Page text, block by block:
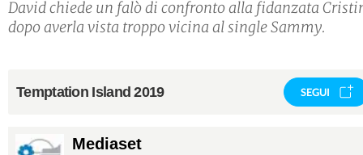
David chiede un falò di confronto alla fidanzata
dopo averla vista troppo vicina al single Sammy.
Temptation Island 2019 SEGUI
Mediaset